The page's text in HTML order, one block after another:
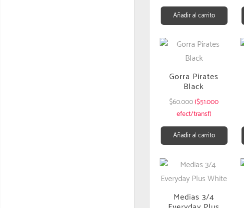
Añadir al carrito
Gorra Pirates
Black
$60.000($51.000
efect/transf)
Añadir al carrito
Medias 3/4